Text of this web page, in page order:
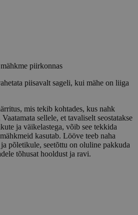
piirkonnas
piisavalt sageli, kui mähe on liiga
mis tekib kohtades, kus nahk
sellele, et tavaliselt seostatakse
ja väikelastega, võib see tekkida
kasutab. Lööve teeb naha
põletikule, seetõttu on oluline pakkuda
tõhusat hooldust ja ravi.